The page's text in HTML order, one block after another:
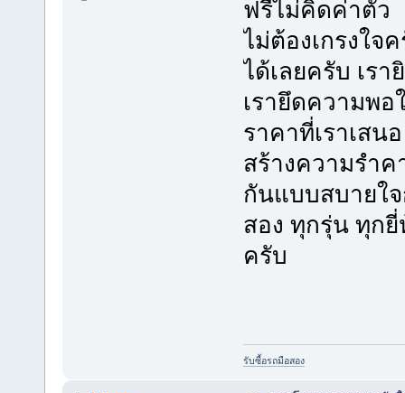
ฟรีไม่คิดค่าตัว
ไม่ต้องเกรงใจ
ได้เลยครับ เร
เรายึดความพ
ราคาที่เราเสน
สร้างความรำ
กันแบบสบายใ
สอง ทุกรุ่น ทุก
ครับ
รับซื้อรถมือสอง